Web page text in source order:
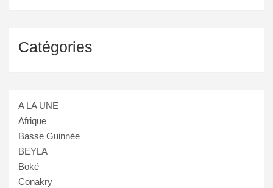
Catégories
A LA UNE
Afrique
Basse Guinnée
BEYLA
Boké
Conakry